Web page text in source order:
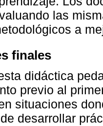
las
a
finales
didáctica
previo al
situaciones
desarrollar